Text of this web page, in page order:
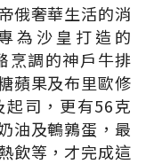
俄奢華生活的消
為沙皇打造的
烹調的神戶牛排
蘋果及布里歐修
司，更有56克
油及鵪鶉蛋，最
飲等，才完成這